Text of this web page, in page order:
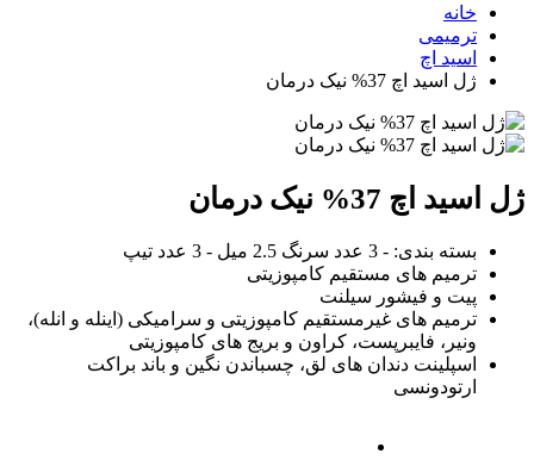
خانه
ترمیمی
اسید اچ
ژل اسید اچ 37% نیک درمان
ژل اسید اچ 37% نیک درمان
بسته بندی: - 3 عدد سرنگ 2.5 میل - 3 عدد تیپ
ترمیم های مستقیم کامپوزیتی
پیت و فیشور سیلنت
ترمیم های غیرمستقیم کامپوزیتی و سرامیکی (اینله و انله)،
ونیر، فایبرپست، کراون و بریج های کامپوزیتی
اسپلینت دندان های لق، چسباندن نگین و باند براکت
ارتودونسی